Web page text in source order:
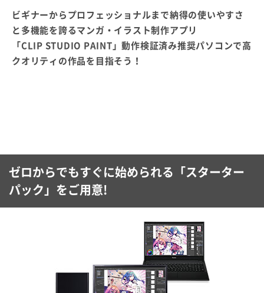
ビギナーからプロフェッショナルまで納得の使いやすさ
と多機能を誇るマンガ・イラスト制作アプリ
「CLIP STUDIO PAINT」動作検証済み推奨パソコンで高
クオリティの作品を目指そう！
ゼロからでもすぐに始められる「スターター
パック」をご用意!